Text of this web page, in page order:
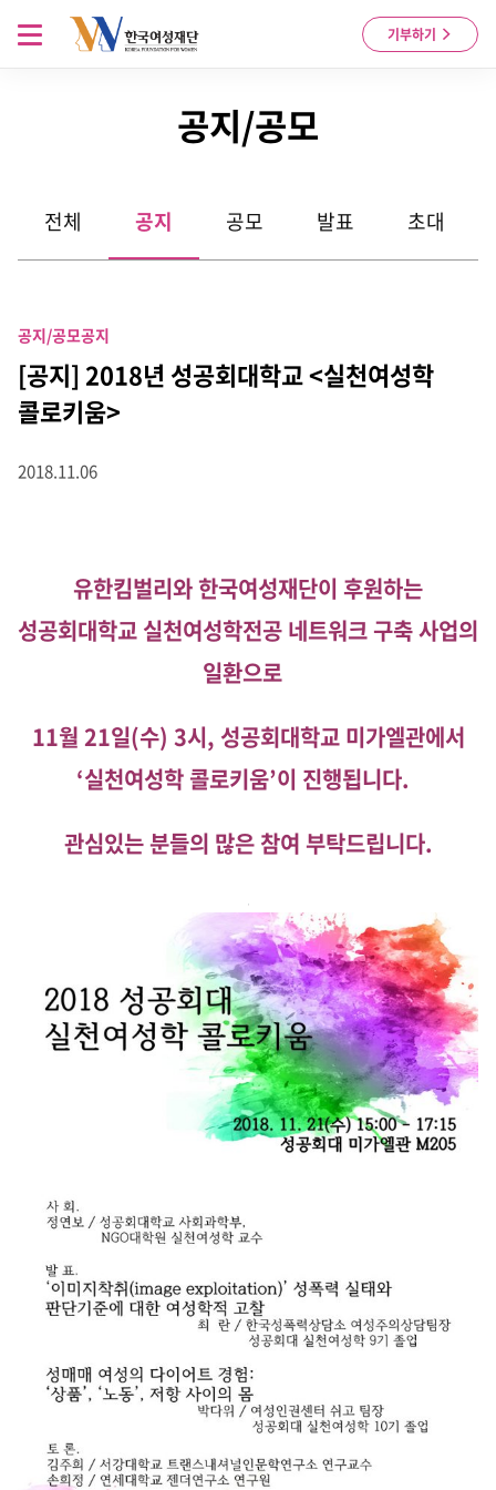
Skip to content
기부하기
메뉴 열기
공지/공모
전체 공지 공모 발표 초대
공지/공모공지
[공지] 2018년 성공회대학교 <실천여성학
콜로키움>
2018.11.06
유한킴벌리와 한국여성재단이 후원하는
성공회대학교 실천여성학전공 네트워크 구축 사업의
일환으로
11월 21일(수) 3시, 성공회대학교 미가엘관에서
‘실천여성학 콜로키움’이 진행됩니다.
관심있는 분들의 많은 참여 부탁드립니다.